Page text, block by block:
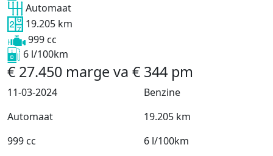
Automaat
19.205 km
999 cc
6 l/100km
€ 27.450 marge va € 344 pm
11-03-2024
Benzine
Automaat
19.205 km
999 cc
6 l/100km